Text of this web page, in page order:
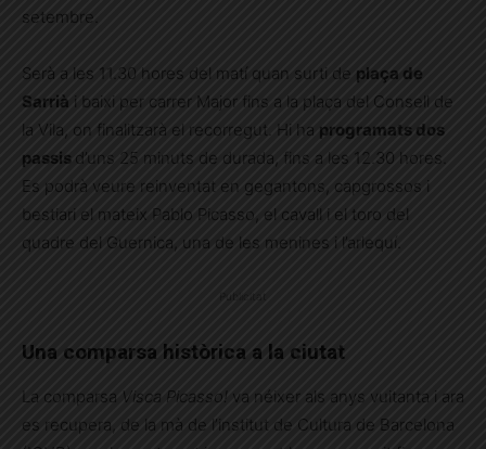
setembre.
Serà a les 11.30 hores del matí quan surti de plaça de
Sarrià i baixi per carrer Major fins a la plaça del Consell de
la Vila, on finalitzarà el recorregut. Hi ha programats dos
passis d’uns 25 minuts de durada, fins a les 12.30 hores.
Es podrà veure reinventat en gegantons, capgrossos i
bestiari el mateix Pablo Picasso, el cavall i el toro del
quadre del Guernica, una de les menines i l’arlequí.
Publicitat
Una comparsa històrica a la ciutat
La comparsa Visca Picasso! va néixer als anys vuitanta i ara
es recupera, de la mà de l’institut de Cultura de Barcelona